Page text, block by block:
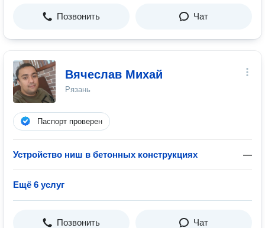
Позвонить Чат
Вячеслав Михай
Рязань
Паспорт проверен
Устройство ниш в бетонных конструкциях —
Ещё 6 услуг
Позвонить Чат